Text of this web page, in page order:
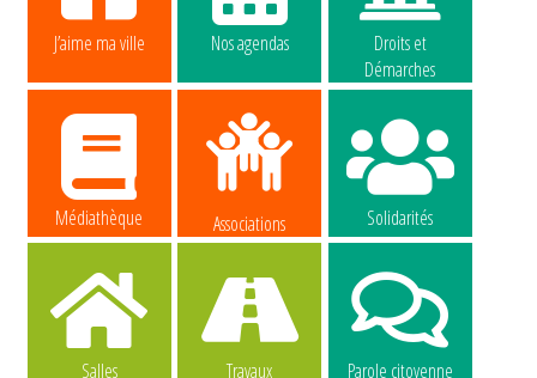
J’aime ma ville Nos agendas
Droits et
Démarches
Médiathèque Associations Solidarités
Salles Travaux Parole citoyenne